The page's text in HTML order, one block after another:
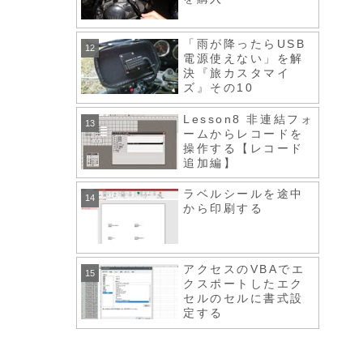
「雨が降ったらUSB
電源使えない」を解
決『旅カスタマイ
ズ』その10
Lesson8 非連結フォ
ームからレコードを
操作する【レコード
追加編】
ラベルシールを途中
から印刷する
アクセスのVBAでエ
クスポートしたエク
セルのセルに書式設
定する